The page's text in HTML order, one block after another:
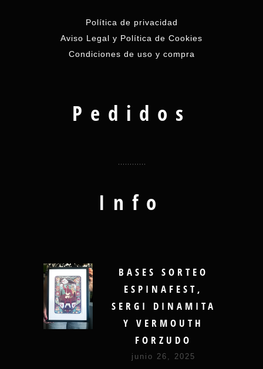
Política de privacidad
Aviso Legal y Política de Cookies
Condiciones de uso y compra
Pedidos
Info
BASES SORTEO
ESPINAFEST,
SERGI DINAMITA
Y VERMOUTH
FORZUDO
junio 26, 2025